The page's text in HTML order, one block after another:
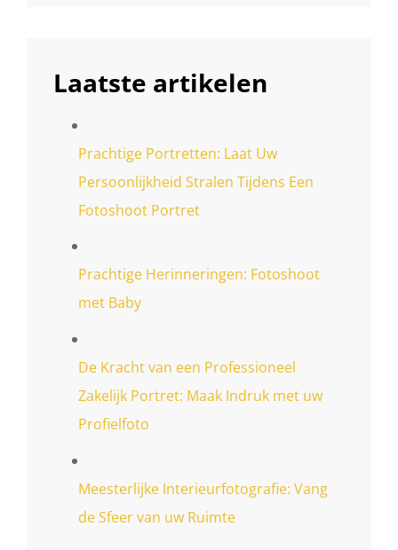
Laatste artikelen
Prachtige Portretten: Laat Uw
Persoonlijkheid Stralen Tijdens Een
Fotoshoot Portret
Prachtige Herinneringen: Fotoshoot
met Baby
De Kracht van een Professioneel
Zakelijk Portret: Maak Indruk met uw
Profielfoto
Meesterlijke Interieurfotografie: Vang
de Sfeer van uw Ruimte